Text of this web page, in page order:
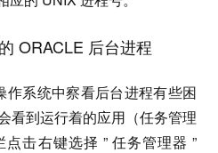
ORACLE 后台进程
作系统中察看后台进程有些困
看到运行着的应用（任务管理
击右键选择 ” 任务管理器 ”